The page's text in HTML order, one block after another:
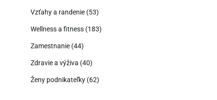
Vzťahy a randenie (53)
Wellness a fitness (183)
Zamestnanie (44)
Zdravie a výživa (40)
Ženy podnikateľky (62)